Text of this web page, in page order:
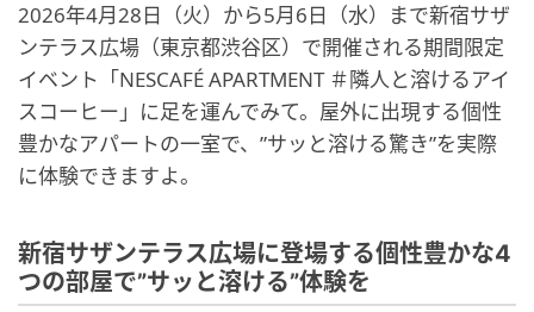
2026年4月28日（火）から5月6日（水）まで新宿サザ
ンテラス広場（東京都渋谷区）で開催される期間限定
イベント「NESCAFÉ APARTMENT ＃隣人と溶けるアイ
スコーヒー」に足を運んでみて。屋外に出現する個性
豊かなアパートの一室で、”サッと溶ける驚き”を実際
に体験できますよ。
新宿サザンテラス広場に登場する個性豊かな4
つの部屋で”サッと溶ける”体験を